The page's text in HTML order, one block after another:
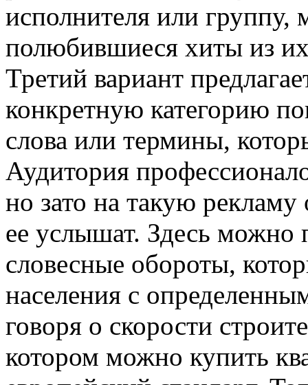
исполнителя или группу,
полюбившиеся хиты из
Третий вариант
конкретную категорию
слова или термины,
Аудитория
но зато на такую
ее услышат. Здесь можно
словесные обороты,
населения с
говоря о скорости
котором можно купить